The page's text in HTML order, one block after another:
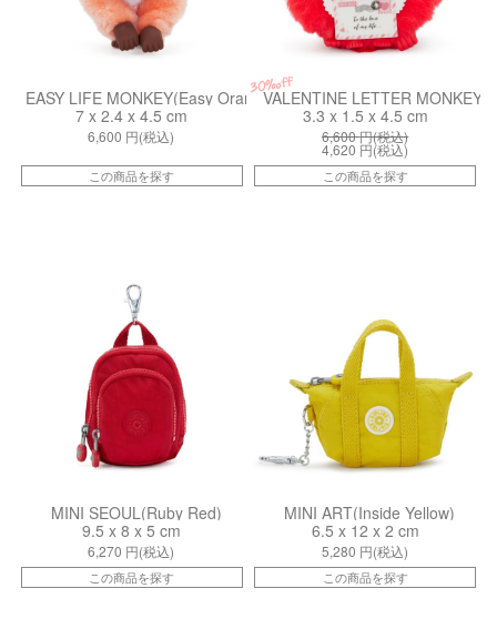
EASY LIFE MONKEY(Easy Orangy)
7 x 2.4 x 4.5 cm
6,600 円(税込)
この商品を探す
30%off
VALENTINE LETTER
3.3 x 1.5 x 4.5 cm
6,600円(税込)
4,620 円(税込)
この商品を探す
MINI SEOUL(Ruby Red)
9.5 x 8 x 5 cm
6,270 円(税込)
この商品を探す
MINI ART(Inside Yellow)
6.5 x 12 x 2 cm
5,280 円(税込)
この商品を探す